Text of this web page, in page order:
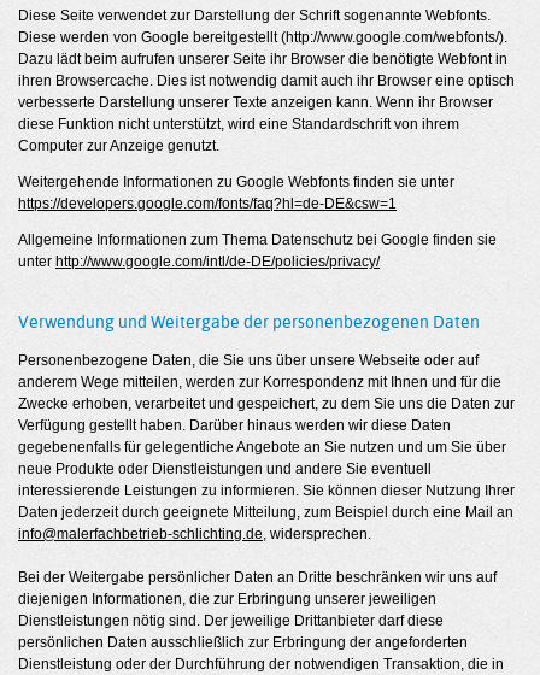
Diese Seite verwendet zur Darstellung der Schrift sogenannte Webfonts.
Diese werden von Google bereitgestellt (http://www.google.com/webfonts/).
Dazu lädt beim aufrufen unserer Seite ihr Browser die benötigte Webfont in
ihren Browsercache. Dies ist notwendig damit auch ihr Browser eine optisch
verbesserte Darstellung unserer Texte anzeigen kann. Wenn ihr Browser
diese Funktion nicht unterstützt, wird eine Standardschrift von ihrem
Computer zur Anzeige genutzt.
Weitergehende Informationen zu Google Webfonts finden sie unter
https://developers.google.com/fonts/faq?hl=de-DE&csw=1
Allgemeine Informationen zum Thema Datenschutz bei Google finden sie
unter http://www.google.com/intl/de-DE/policies/privacy/
Verwendung und Weitergabe der personenbezogenen Daten
Personenbezogene Daten, die Sie uns über unsere Webseite oder auf
anderem Wege mitteilen, werden zur Korrespondenz mit Ihnen und für die
Zwecke erhoben, verarbeitet und gespeichert, zu dem Sie uns die Daten zur
Verfügung gestellt haben. Darüber hinaus werden wir diese Daten
gegebenenfalls für gelegentliche Angebote an Sie nutzen und um Sie über
neue Produkte oder Dienstleistungen und andere Sie eventuell
interessierende Leistungen zu informieren. Sie können dieser Nutzung Ihrer
Daten jederzeit durch geeignete Mitteilung, zum Beispiel durch eine Mail an
info@malerfachbetrieb-schlichting.de , widersprechen.
Bei der Weitergabe persönlicher Daten an Dritte beschränken wir uns auf
diejenigen Informationen, die zur Erbringung unserer jeweiligen
Dienstleistungen nötig sind. Der jeweilige Drittanbieter darf diese
persönlichen Daten ausschließlich zur Erbringung der angeforderten
Dienstleistung oder der Durchführung der notwendigen Transaktion, die in